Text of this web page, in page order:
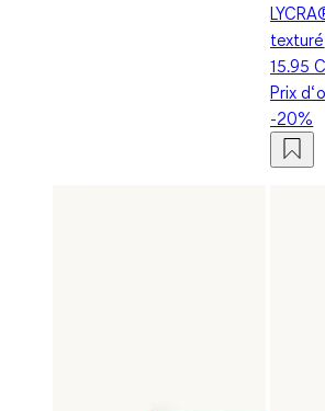
texturé
15.95
Prix
-20%